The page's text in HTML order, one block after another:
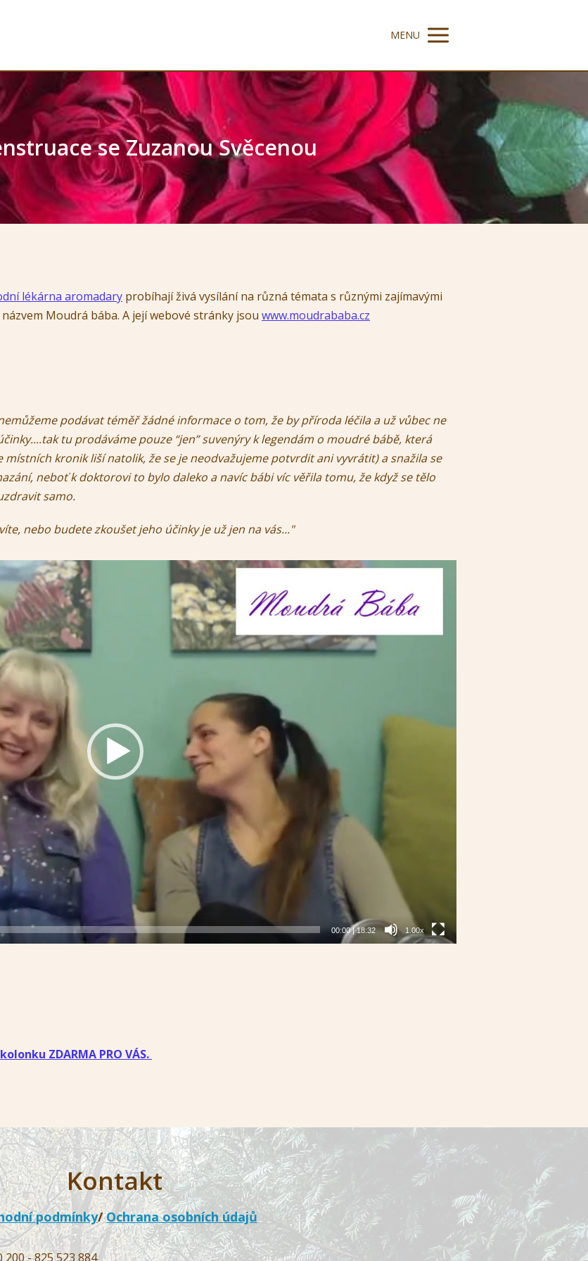
MENU
se Zuzanou Svěcenou
lékárna aromadary probíhají živá vysílání na různá témata s různými zajímavými
Moudrá bába. A její webové stránky jsou www.moudrababa.cz
podávat téměř žádné informace o tom, že by příroda léčila a už vůbec ne
tu prodáváme pouze “jen” suvenýry k legendám o moudré bábě, která
místních kronik liší natolik, že se je neodvažujeme potvrdit ani vyvrátit) a snažila se
neboť k doktorovi to bylo daleko a navíc bábi víc věřila tomu, že když se tělo
samo.
nebo budete zkoušet jeho účinky je už jen na vás..."
00:00|18:32 1.00x
kolonku ZDARMA PRO VÁS.
Kontakt
podmínky/Ochrana osobních údajů
200 - 825 523 884